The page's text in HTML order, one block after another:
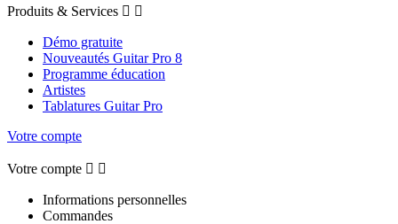
Produits & Services  
Démo gratuite
Nouveautés Guitar Pro 8
Programme éducation
Artistes
Tablatures Guitar Pro
Votre compte
Votre compte  
Informations personnelles
Commandes